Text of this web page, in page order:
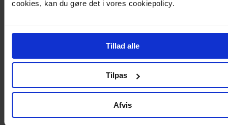
cookies, kan du gøre det i vores cookiepolicy.
Tillad alle
Tilpas
Afvis
- Design med fem lommer med lommelåg på bagsiden.
- Rå kant langs den nederste kant.
- Længde fra midt på ryggen 32 cm i størrelse 27.
Levering og betaling